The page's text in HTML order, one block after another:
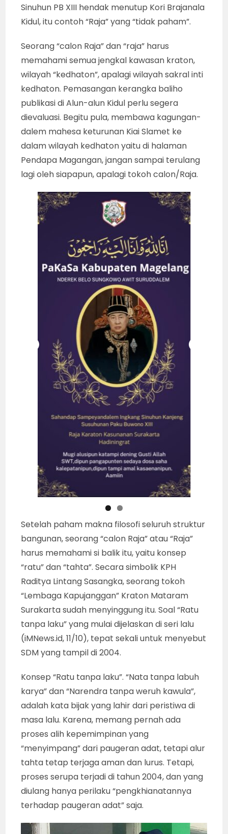
Sinuhun PB XIII hendak menutup Kori Brajanala
Kidul, itu contoh “Raja” yang “tidak paham”.
Seorang “calon Raja” dan “raja” harus
memahami semua jengkal kawasan kraton,
wilayah “kedhaton”, apalagi wilayah sakral inti
kedhaton. Pemasangan kerangka baliho
publikasi di Alun-alun Kidul perlu segera
dievaluasi. Begitu pula, membawa kagungan-
dalem mahesa keturunan Kiai Slamet ke
dalam wilayah kedhaton yaitu di halaman
Pendapa Magangan, jangan sampai terulang
lagi oleh siapapun, apalagi tokoh calon/Raja.
Setelah paham makna filosofi seluruh struktur
bangunan, seorang “calon Raja” atau “Raja”
harus memahami si balik itu, yaitu konsep
“ratu” dan “tahta”. Secara simbolik KPH
Raditya Lintang Sasangka, seorang tokoh
“Lembaga Kapujanggan” Kraton Mataram
Surakarta sudah menyinggung itu. Soal “Ratu
tanpa laku” yang mulai dijelaskan di seri lalu
(iMNews.id, 11/10), tepat sekali untuk menyebut
SDM yang tampil di 2004.
Konsep “Ratu tanpa laku”. “Nata tanpa labuh
karya” dan “Narendra tanpa weruh kawula”,
adalah kata bijak yang lahir dari peristiwa di
masa lalu. Karena, memang pernah ada
proses alih kepemimpinan yang
“menyimpang” dari paugeran adat, tetapi alur
tahta tetap terjaga aman dan lurus. Tetapi,
proses serupa terjadi di tahun 2004, dan yang
diulang hanya perilaku “pengkhianatannya
terhadap paugeran adat” saja.